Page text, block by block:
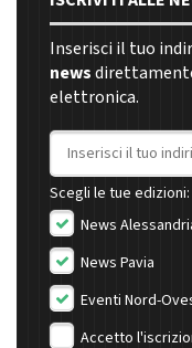
Inserisci il tuo
news
elettronica.
Indirizzo email
Scegli le tue edizioni:
News
News Pavia
Eventi Nord-
Accetto